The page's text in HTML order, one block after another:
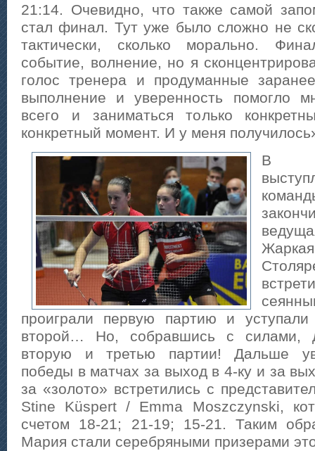
21:14. Очевидно, что также самой
стал финал. Тут уже было сложно не
тактически, сколько морально.
событие, волнение, но я
голос тренера и продуманные
выполнение и уверенность помогло
всего и заниматься только
конкретный момент. И у меня
В
проиграли первую партию и
второй… Но, собравшись с силами,
вторую и третью партии! Дальше
победы в матчах за выход в 4-ку и за
за «золото» встретились с
Stine Küspert / Emma Moszczynski,
счетом 18-21; 21-19; 15-21. Таким
Мария стали серебряными призерами